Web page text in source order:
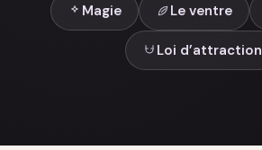
Magie Le ventre
Loi d’attraction